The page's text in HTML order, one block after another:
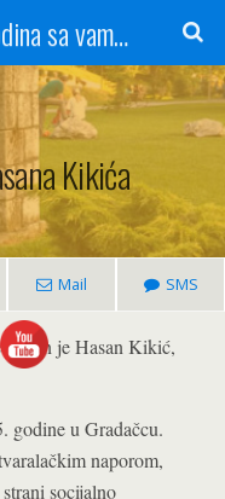
Radio Gradačac - 56 godina sa vama...
Kikića
Mail SMS
ubijen je Hasan Kikić,
godine u Gradačcu.
naporom,
socijalno